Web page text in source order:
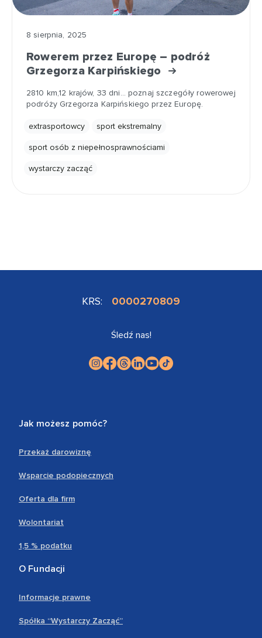
8 sierpnia, 2025
Rowerem przez Europę – podróż
Grzegorza Karpińskiego
2810 km,12 krajów, 33 dni... poznaj szczegóły rowerowej
podróży Grzegorza Karpińskiego przez Europę.
extrasportowcy sport ekstremalny
sport osób z niepełnosprawnościami
wystarczy zacząć
KRS: 0000270809
Śledź nas!
Jak możesz pomóc?
Przekaż darowiznę
Wsparcie podopiecznych
Oferta dla firm
Wolontariat
1,5 % podatku
O Fundacji
Informacje prawne
Spółka “Wystarczy Zacząć”